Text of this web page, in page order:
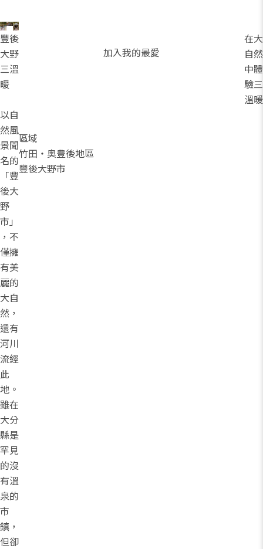
豐後
大野
三溫
暖
加入我的最愛
在大
自然
中體
驗三
溫暖
以自
然風
景聞
名的
「豐
後大
野
市」
，不
僅擁
有美
麗的
大自
然，
還有
河川
流經
此
地。
雖在
大分
縣是
罕見
的沒
有溫
泉的
市
鎮，
但卻
區域
竹田・奥豊後地區
豐後大野市